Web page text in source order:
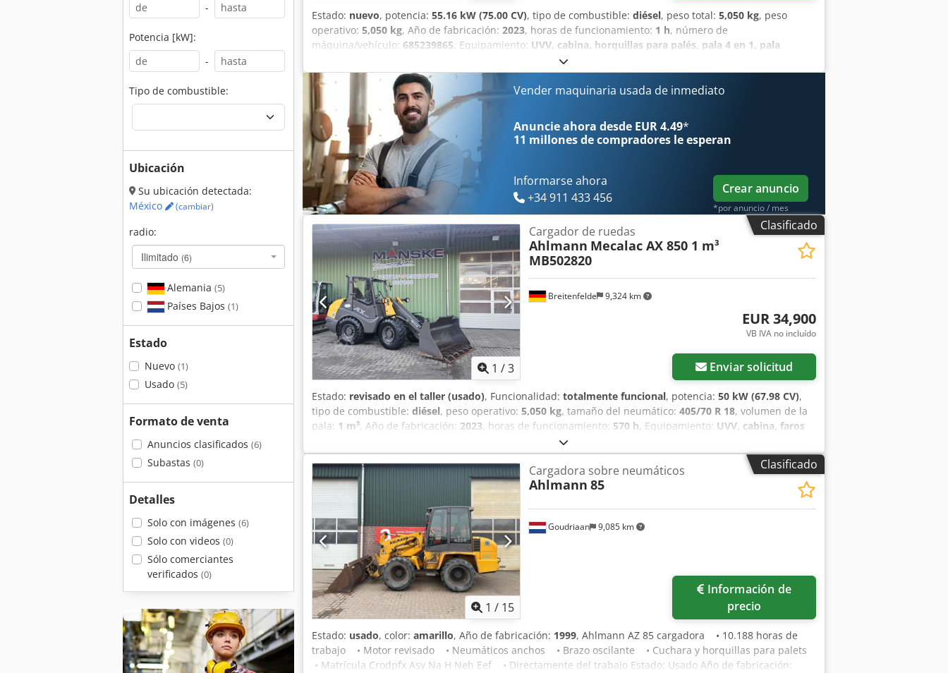
-
Potencia [kW]:
-
Tipo de combustible:
Ubicación
Su ubicación detectada:
México
(cambiar)
radio:
Ilimitado (6)
Alemania (5)
Países Bajos (1)
Estado
Nuevo (1)
Usado (5)
Formato de venta
Anuncios clasificados (6)
Subastas (0)
Detalles
Solo con imágenes (6)
Solo con videos (0)
Sólo comerciantes
verificados (0)
Estado: nuevo, potencia: 55.16 kW (75.00 CV), tipo de combustible: diésel, peso total: 5,050 kg, peso
operativo: 5,050 kg, Año de fabricación: 2023, horas de funcionamiento: 1 h, número de
máquina/vehículo: 685239865, Equipamiento: UVV, cabina, horquillas para palés, pala 4 en 1, pala
, MECALAC-AHLMANN AX850 Peso: 5050 kg Anchura: 1.850 mm
Volumen de la cuchara 0,85 m³ con cortador o con dientes Horquilla para paletas 1200 mm Baliza
giratoria, plegable Asiento confort Grammer Sistema de radio MP3, USB, Bluetooth Luces de trabajo
traseras Acelerador basculante Crjdepiiwrepfx Ah Eef Enganches hidráulicos para 1er circuito adicional
Monoboom (Mecalac Single Arm Power) con dispositivo hidráulico de cambio rápido Dispositivo de cambio
rápido Potente cinemática Z Concepto autoestabilizador Mecalac Mecalac Panorama Cab con sección
superior de cabina desmontable Potente transmisión hidrostática controlada por potencia Ejes
planetarios con diferencial de deslizamiento limitado al 100% delante y detrás, acoplables
Funcionamiento suave con joystick Amplia gama de implementos MOTOR Motor turbodiesel Deutz TD 2.9
L4, refrigerado por agua Potencia: 55,4 kW / 75 CV
Vender maquinaria usada de inmediato
Anuncie ahora desde EUR 4.49*
11 millones de compradores le esperan
Informarse ahora
+34 911 433 456
Crear anuncio
*por anuncio / mes
Clasificado
1 /3
Breitenfelde 9,324 km
Cargador de ruedas
Ahlmann Mecalac AX 850 1 m³
MB502820
EUR 34,900
VB IVA no incluído
Enviar solicitud
Estado: revisado en el taller (usado), Funcionalidad: totalmente funcional, potencia: 50 kW (67.98 CV),
tipo de combustible: diésel, peso operativo: 5,050 kg, tamaño del neumático: 405/70 R 18, volumen de la
pala: 1 m³, Año de fabricación: 2023, horas de funcionamiento: 570 h, Equipamiento: UVV, cabina, faros
adicionales, hidráulica, horquillas para palés, pala estándar, recogedor trasero
km/versión, Sistema hidráulico auxiliar de circuito continuo, Acoplamientos hidráulicos para 1er circuito
adicional, Asiento confort Grammer, Neumáticos Mitas 405/70 R18, Caja de almacenamiento con tapa,
Luces de trabajo traseras, preparación para radio, enganche rápido hidráulico, Crodjtrna Hopfx Ah Esf
Cucharón estándar con borde de corte soldado y por lo tanto 1 metro cúbico, horquilla portapalets
Clasificado
1 / 15
Goudriaan 9,085 km
Cargadora sobre neumáticos
Ahlmann 85
precio
Estado: usado, color: amarillo, Año de fabricación: 1999, Ahlmann AZ 85 cargadora • 10.188 horas de
trabajo • Motor revisado • Neumáticos anchos • Brazo oscilante • Cuchara y horquillas para palets
• Matrícula Crodpfx Asy Na H Neh Eef • Directamente del trabajo Estado: Usado Año de fabricación: